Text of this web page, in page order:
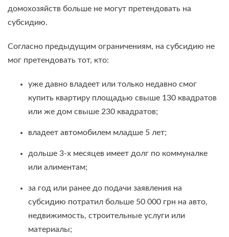
домохозяйств больше не могут претендовать на
субсидию.
Согласно предыдущим ограничениям, на субсидию не
мог претендовать тот, кто:
уже давно владеет или только недавно смог
купить квартиру площадью свыше 130 квадратов
или же дом свыше 230 квадратов;
владеет автомобилем младше 5 лет;
дольше 3-х месяцев имеет долг по коммуналке
или алиментам;
за год или ранее до подачи заявления на
субсидию потратил больше 50 000 грн на авто,
недвижимость, строительные услуги или
материалы;